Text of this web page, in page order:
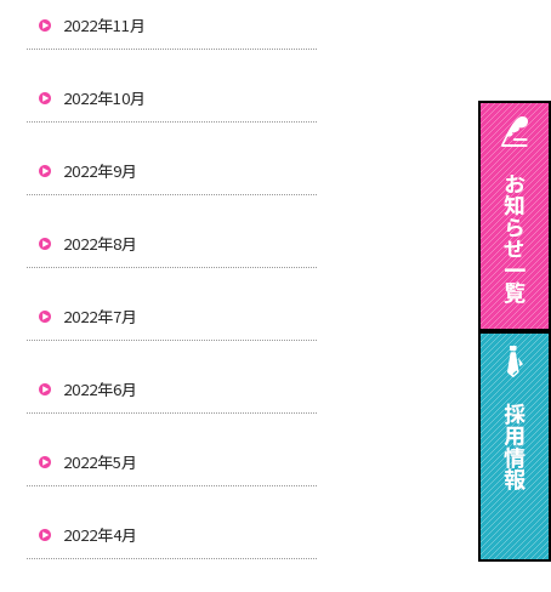
2022年11月
2022年10月
2022年9月
2022年8月
2022年7月
2022年6月
2022年5月
2022年4月